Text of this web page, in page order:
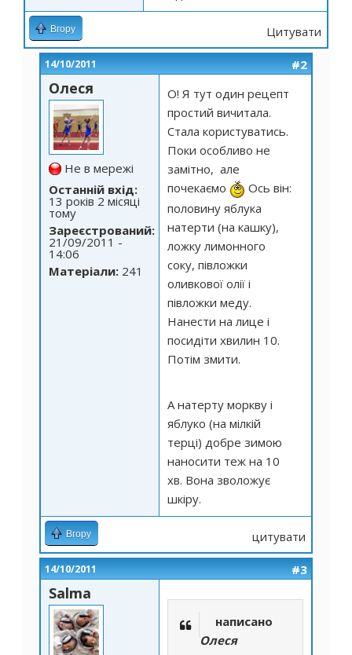
Вгору Цитувати
14/10/2011 #2
Олеся
Не в мережі
Останній вхід:
13 років 2 місяці
тому
Зареєстрований:
21/09/2011 -
14:06
Матеріали: 241
О! Я тут один рецепт
простий вичитала.
Стала користуватись.
Поки особливо не
замітно, але
почекаємо
Ось він:
половину яблука
натерти (на кашку),
ложку лимонного
соку, півложки
оливкової олії і
півложки меду.
Нанести на лице і
посидіти хвилин 10.
Потім змити.
А натерту моркву і
яблуко (на мілкій
терці) добре зимою
наносити теж на 10
хв. Вона зволожує
шкіру.
Вгору цитувати
14/10/2011 #3
Salma
написано
Олеся